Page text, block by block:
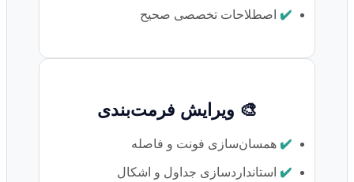
✔️اصطلاحات تخصصی صحیح
🎨 ویرایش فرمت‌بندی
✔️همسان‌سازی فونت و فاصله
✔️استانداردسازی جداول و اشکال